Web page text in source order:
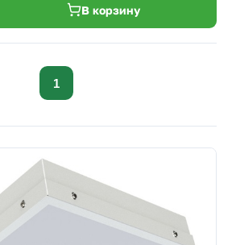
В корзину
1